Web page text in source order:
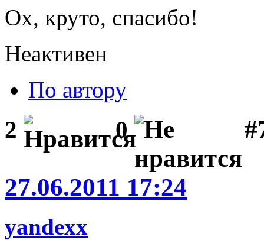
Ох, круто, спасибо!
Неактивен
По автору
2 0
27.06.2011 17:24
yandexx